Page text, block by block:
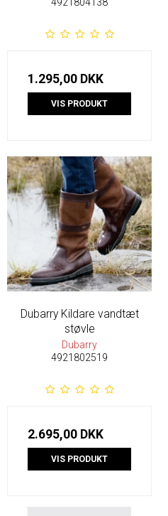
1.295,00 DKK
VIS PRODUKT
Dubarry Kildare vandtæt
støvle
Dubarry
4921802519
2.695,00 DKK
VIS PRODUKT